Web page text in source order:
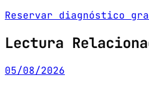
Reservar diagnóstico
Lectura
05/08/2026